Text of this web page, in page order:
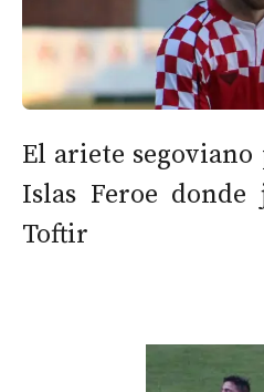
El ariete
Islas Feroe
Toftir